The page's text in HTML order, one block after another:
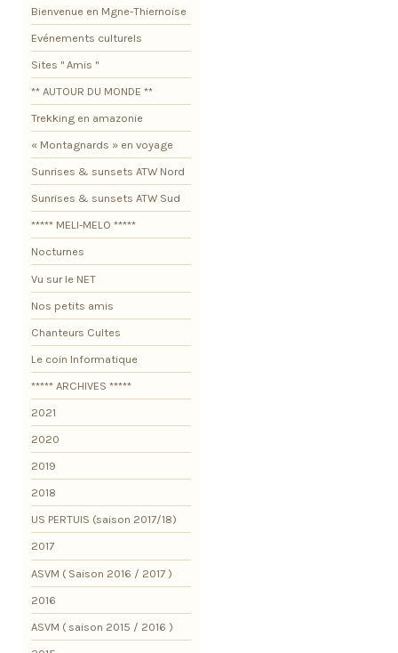
Bienvenue en Mgne-Thiernoise
Evénements culturels
Sites " Amis "
** AUTOUR DU MONDE **
Trekking en amazonie
« Montagnards » en voyage
Sunrises & sunsets ATW Nord
Sunrises & sunsets ATW Sud
***** MELI-MELO *****
Nocturnes
Vu sur le NET
Nos petits amis
Chanteurs Cultes
Le coin Informatique
***** ARCHIVES *****
2021
2020
2019
2018
US PERTUIS (saison 2017/18)
2017
ASVM ( Saison 2016 / 2017 )
2016
ASVM ( saison 2015 / 2016 )